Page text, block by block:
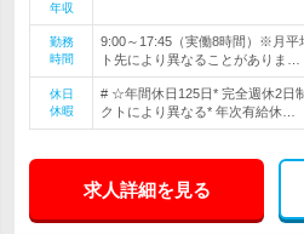
年収
勤務
時間
9:00～17:45（実働8時間）※月
ト先により異なることがありま…
休日
休暇
# ☆年間休日125日* 完全週休2日
クトにより異なる* 年次有給休…
求人詳細を見る